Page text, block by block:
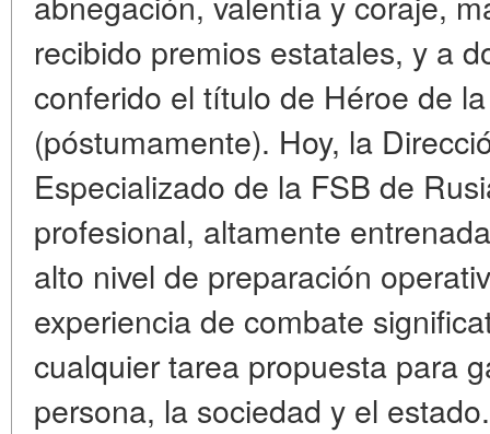
recibido premios estatales, y a
conferido el título de Héroe de
(póstumamente). Hoy, la
Especializado de la FSB de
profesional, altamente
alto nivel de preparación
experiencia de combate
cualquier tarea propuesta para
persona, la sociedad y el estado.